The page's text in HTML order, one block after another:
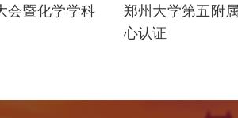
会暨化学学科
郑州大学第五附
心认证